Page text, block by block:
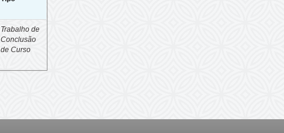
Trabalho de
Conclusão
de Curso